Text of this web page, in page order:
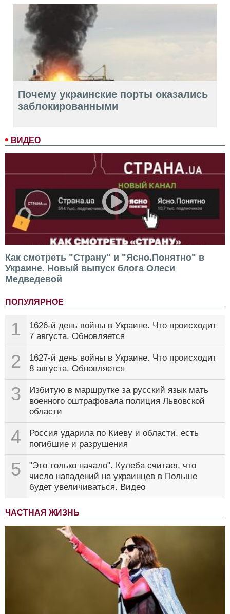
ВИДЕО
Как смотреть "Страну" и "Ясно.Понятно" в
Украине. Новый выпуск блога Олеси
Медведевой
ПОПУЛЯРНОЕ
1
1626-й день войны в Украине. Что происходит
7 августа. Обновляется
2
1627-й день войны в Украине. Что происходит
8 августа. Обновляется
3
Избитую в маршрутке за русский язык мать
военного оштрафовала полиция Львовской
области
4
Россия ударила по Киеву и области, есть
погибшие и разрушения
5
"Это только начало". Кулеба считает, что
число нападений на украинцев в Польше
будет увеличиваться. Видео
ЧАСТНАЯ ЖИЗНЬ
Почему украинские порты оказались
заблокированными